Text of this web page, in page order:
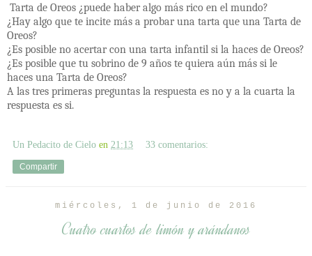
Tarta de Oreos ¿puede haber algo más rico en el mundo?
¿Hay algo que te incite más a probar una tarta que una Tarta de
Oreos?
¿Es posible no acertar con una tarta infantil si la haces de Oreos?
¿Es posible que tu sobrino de 9 años te quiera aún más si le
haces una Tarta de Oreos?
A las tres primeras preguntas la respuesta es no y a la cuarta la
respuesta es si.
Un Pedacito de Cielo en 21:13 33 comentarios:
Compartir
miércoles, 1 de junio de 2016
Cuatro cuartos de limón y arándanos